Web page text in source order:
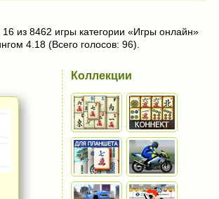
из 8462 игры категории «Игры онлайн»
4.18 (Всего голосов: 96).
Коллекции